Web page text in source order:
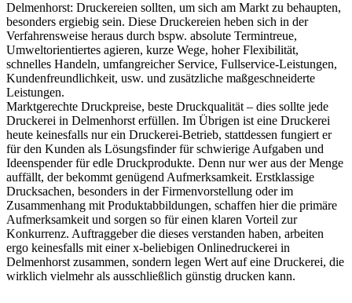
Delmenhorst: Druckereien sollten, um sich am Markt zu behaupten,
besonders ergiebig sein. Diese Druckereien heben sich in der
Verfahrensweise heraus durch bspw. absolute Termintreue,
Umweltorientiertes agieren, kurze Wege, hoher Flexibilität,
schnelles Handeln, umfangreicher Service, Fullservice-Leistungen,
Kundenfreundlichkeit, usw. und zusätzliche maßgeschneiderte
Leistungen.
Marktgerechte Druckpreise, beste Druckqualität – dies sollte jede
Druckerei in Delmenhorst erfüllen. Im Übrigen ist eine Druckerei
heute keinesfalls nur ein Druckerei-Betrieb, stattdessen fungiert er
für den Kunden als Lösungsfinder für schwierige Aufgaben und
Ideenspender für edle Druckprodukte. Denn nur wer aus der Menge
auffällt, der bekommt genügend Aufmerksamkeit. Erstklassige
Drucksachen, besonders in der Firmenvorstellung oder im
Zusammenhang mit Produktabbildungen, schaffen hier die primäre
Aufmerksamkeit und sorgen so für einen klaren Vorteil zur
Konkurrenz. Auftraggeber die dieses verstanden haben, arbeiten
ergo keinesfalls mit einer x-beliebigen Onlinedruckerei in
Delmenhorst zusammen, sondern legen Wert auf eine Druckerei, die
wirklich vielmehr als ausschließlich günstig drucken kann.